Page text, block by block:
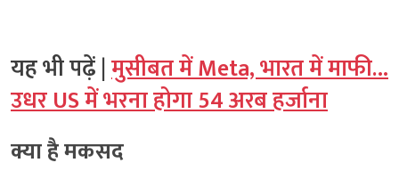
यह भी पढ़ें |मुसीबत में Meta, भारत में माफी…
उधर US में भरना होगा 54 अरब हर्जाना
क्या है मकसद